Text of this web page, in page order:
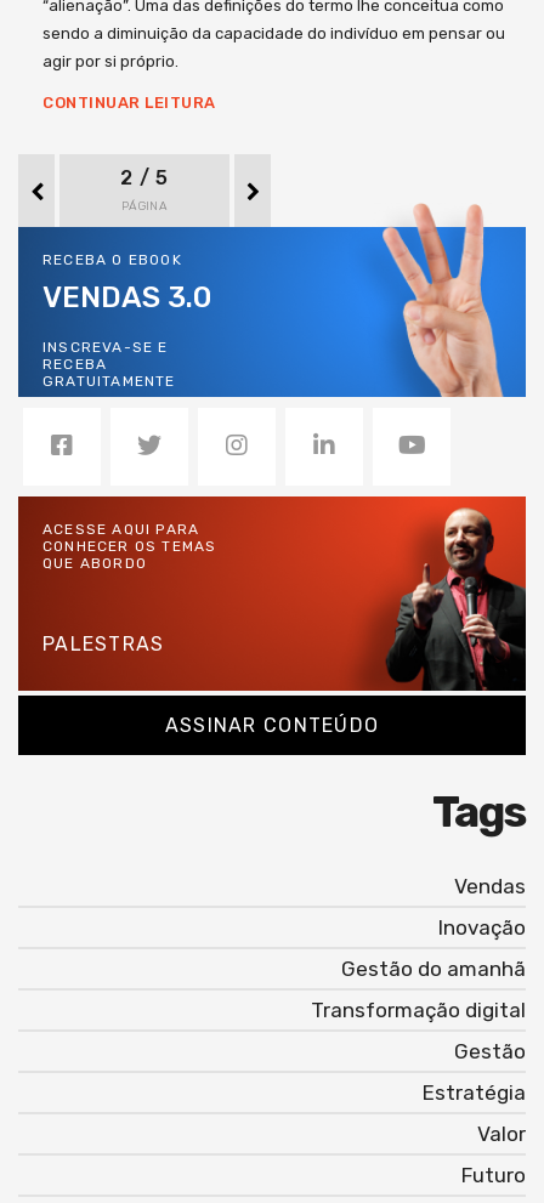
“alienação”. Uma das definições do termo lhe conceitua como
sendo a diminuição da capacidade do indivíduo em pensar ou
agir por si próprio.
CONTINUAR LEITURA
2 / 5
PÁGINA
RECEBA O EBOOK
VENDAS 3.0
INSCREVA-SE E
RECEBA
GRATUITAMENTE
ACESSE AQUI PARA
CONHECER OS TEMAS
QUE ABORDO
PALESTRAS
ASSINAR CONTEÚDO
Tags
Vendas
Inovação
Gestão do amanhã
Transformação digital
Gestão
Estratégia
Valor
Futuro